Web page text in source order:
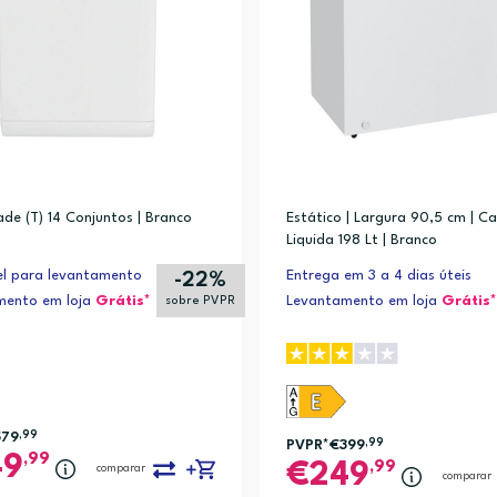
140min, 150min, 160min, Roupa de cama, Algodão, Delicado/
140min, 150min, 160min, Roupa de cama, Blusa/camisa,
160min, Roupa de cama, Blusa/camisa, Algodão, Delicado/
antialergias, Jeans/denim, Mix, Rápido 14 minutos, Silencioso,
(T) 14 Conjuntos | Branco
para levantamento
em loja Grátis*
-22%
sobre PVPR
,99
,99
comparar
Estático | Largura 90,5 cm |
Liquida 198 Lt | Branco
Entrega em 3 a 4 dias úteis
Levantamento em loja Grátis*
PVPR*€399,99
249,99
comparar